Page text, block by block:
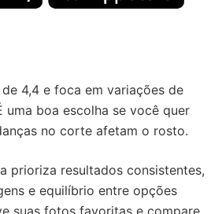
4,4 e foca em variações de
uma boa escolha se você quer
no corte afetam o rosto.
prioriza resultados consistentes,
e equilíbrio entre opções